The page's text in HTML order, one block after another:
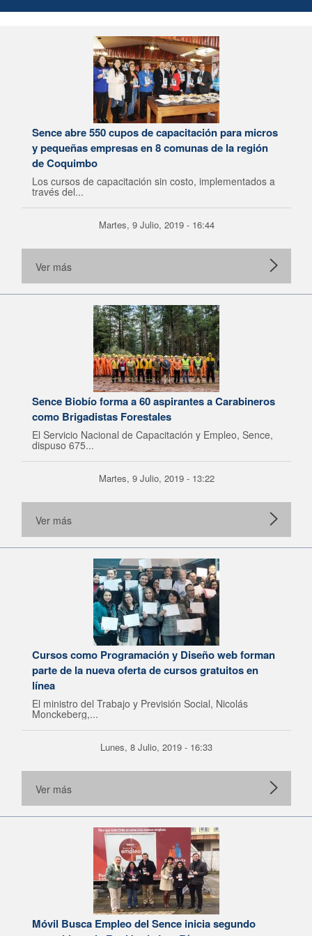
Sence abre 550 cupos de capacitación para micros
y pequeñas empresas en 8 comunas de la región
de Coquimbo
Los cursos de capacitación sin costo, implementados a
través del...
Martes, 9 Julio, 2019 - 16:44
Ver más
Sence Biobío forma a 60 aspirantes a Carabineros
como Brigadistas Forestales
El Servicio Nacional de Capacitación y Empleo, Sence,
dispuso 675...
Martes, 9 Julio, 2019 - 13:22
Ver más
Cursos como Programación y Diseño web forman
parte de la nueva oferta de cursos gratuitos en
línea
El ministro del Trabajo y Previsión Social, Nicolás
Monckeberg,...
Lunes, 8 Julio, 2019 - 16:33
Ver más
Móvil Busca Empleo del Sence inicia segundo